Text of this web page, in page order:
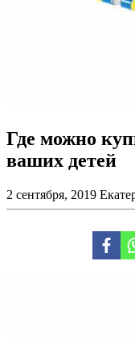
Где можно
ваших детей
2 сентября, 2019